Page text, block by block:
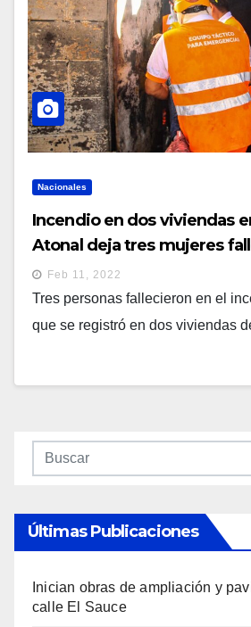
Nacionales
Incendio en dos viviendas
Atonal deja tres mujeres
Feb 11, 2022
Tres personas fallecieron en el
que se registró en dos viviendas
Últimas Publicaciones
Inician obras de ampliación y
calle El Sauce